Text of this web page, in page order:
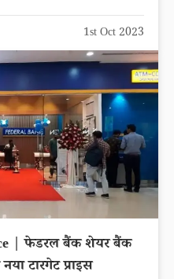
1st Oct 2023
| फेडरल बैंक शेयर बैंक
टारगेट प्राइस